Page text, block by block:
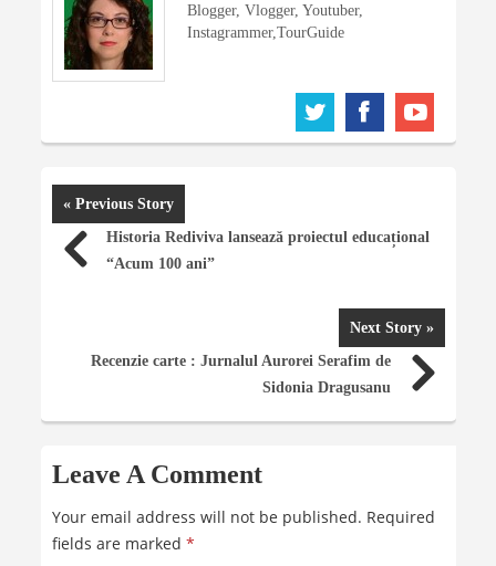
Blogger, Vlogger, Youtuber,
Instagrammer,TourGuide
« Previous Story
Historia Rediviva lansează proiectul educațional
“Acum 100 ani”
Next Story »
Recenzie carte : Jurnalul Aurorei Serafim de
Sidonia Dragusanu
Leave A Comment
Your email address will not be published. Required
fields are marked *